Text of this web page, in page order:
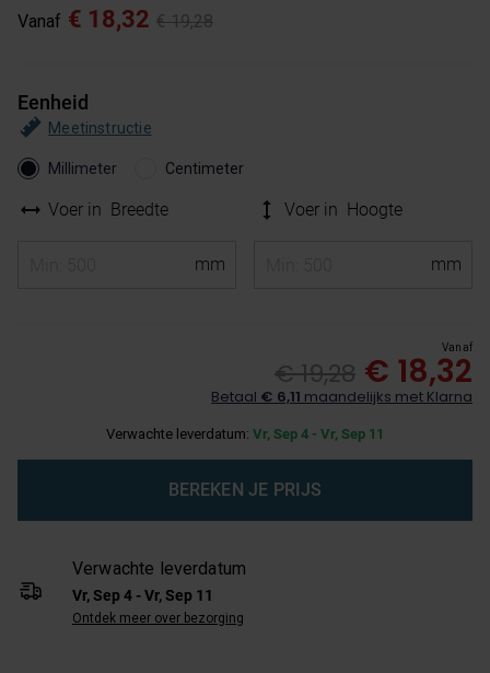
Vanaf € 19,28
€ 18,32
Eenheid
Meetinstructie
Millimeter Centimeter
Voer in Breedte Voer in Hoogte
Vanaf
€ 19,28 € 18,32
Betaal € 6,11 maandelijks met Klarna
Verwachte leverdatum: Vr, Sep 4 - Vr, Sep 11
BEREKEN JE PRIJS
Verwachte leverdatum
Vr, Sep 4 - Vr, Sep 11
Ontdek meer over bezorging